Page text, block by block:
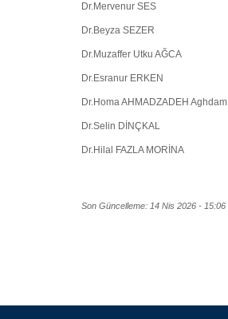
Dr.Mervenur SES
Dr.Beyza SEZER
Dr.Muzaffer Utku AĞCA
Dr.Esranur ERKEN
Dr.Homa AHMADZADEH Aghdam
Dr.Selin DİNÇKAL
Dr.Hilal FAZLA MORİNA
Son Güncelleme: 14 Nis 2026 - 15:06